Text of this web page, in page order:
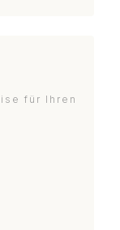
für Ihren